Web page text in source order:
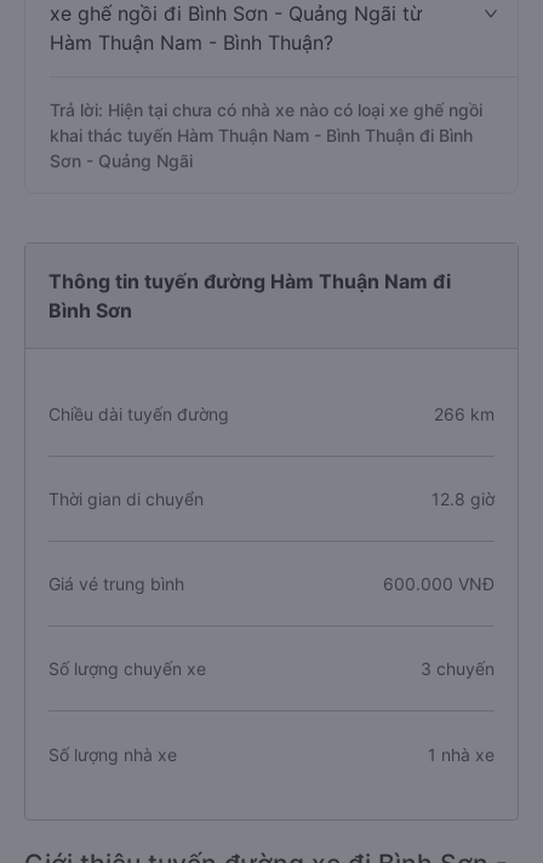
xe ghế ngồi đi Bình Sơn - Quảng Ngãi từ
Hàm Thuận Nam - Bình Thuận?
Trả lời: Hiện tại chưa có nhà xe nào có loại xe ghế ngồi
khai thác tuyến Hàm Thuận Nam - Bình Thuận đi Bình
Sơn - Quảng Ngãi
Thông tin tuyến đường Hàm Thuận Nam đi
Bình Sơn
Chiều dài tuyến đường 266 km
Thời gian di chuyển 12.8 giờ
Giá vé trung bình 600.000 VNĐ
Số lượng chuyến xe 3 chuyến
Số lượng nhà xe 1 nhà xe